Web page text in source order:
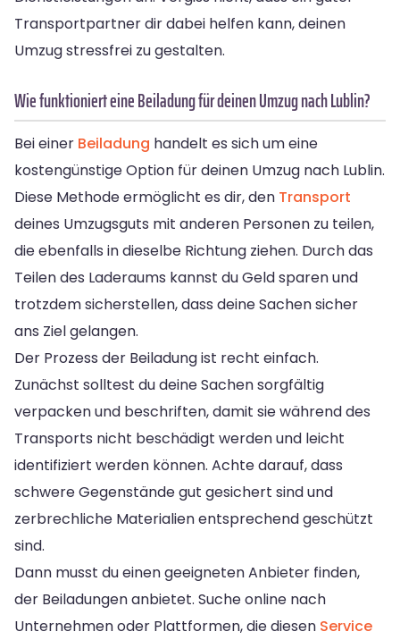
Transportpartner dir dabei helfen kann, deinen
Umzug stressfrei zu gestalten.
Wie funktioniert eine Beiladung für deinen Umzug nach Lublin?
Bei einer Beiladung handelt es sich um eine
kostengünstige Option für deinen Umzug nach Lublin.
Diese Methode ermöglicht es dir, den Transport
deines Umzugsguts mit anderen Personen zu teilen,
die ebenfalls in dieselbe Richtung ziehen. Durch das
Teilen des Laderaums kannst du Geld sparen und
trotzdem sicherstellen, dass deine Sachen sicher
ans Ziel gelangen.
Der Prozess der Beiladung ist recht einfach.
Zunächst solltest du deine Sachen sorgfältig
verpacken und beschriften, damit sie während des
Transports nicht beschädigt werden und leicht
identifiziert werden können. Achte darauf, dass
schwere Gegenstände gut gesichert sind und
zerbrechliche Materialien entsprechend geschützt
sind.
Dann musst du einen geeigneten Anbieter finden,
der Beiladungen anbietet. Suche online nach
Unternehmen oder Plattformen, die diesen Service